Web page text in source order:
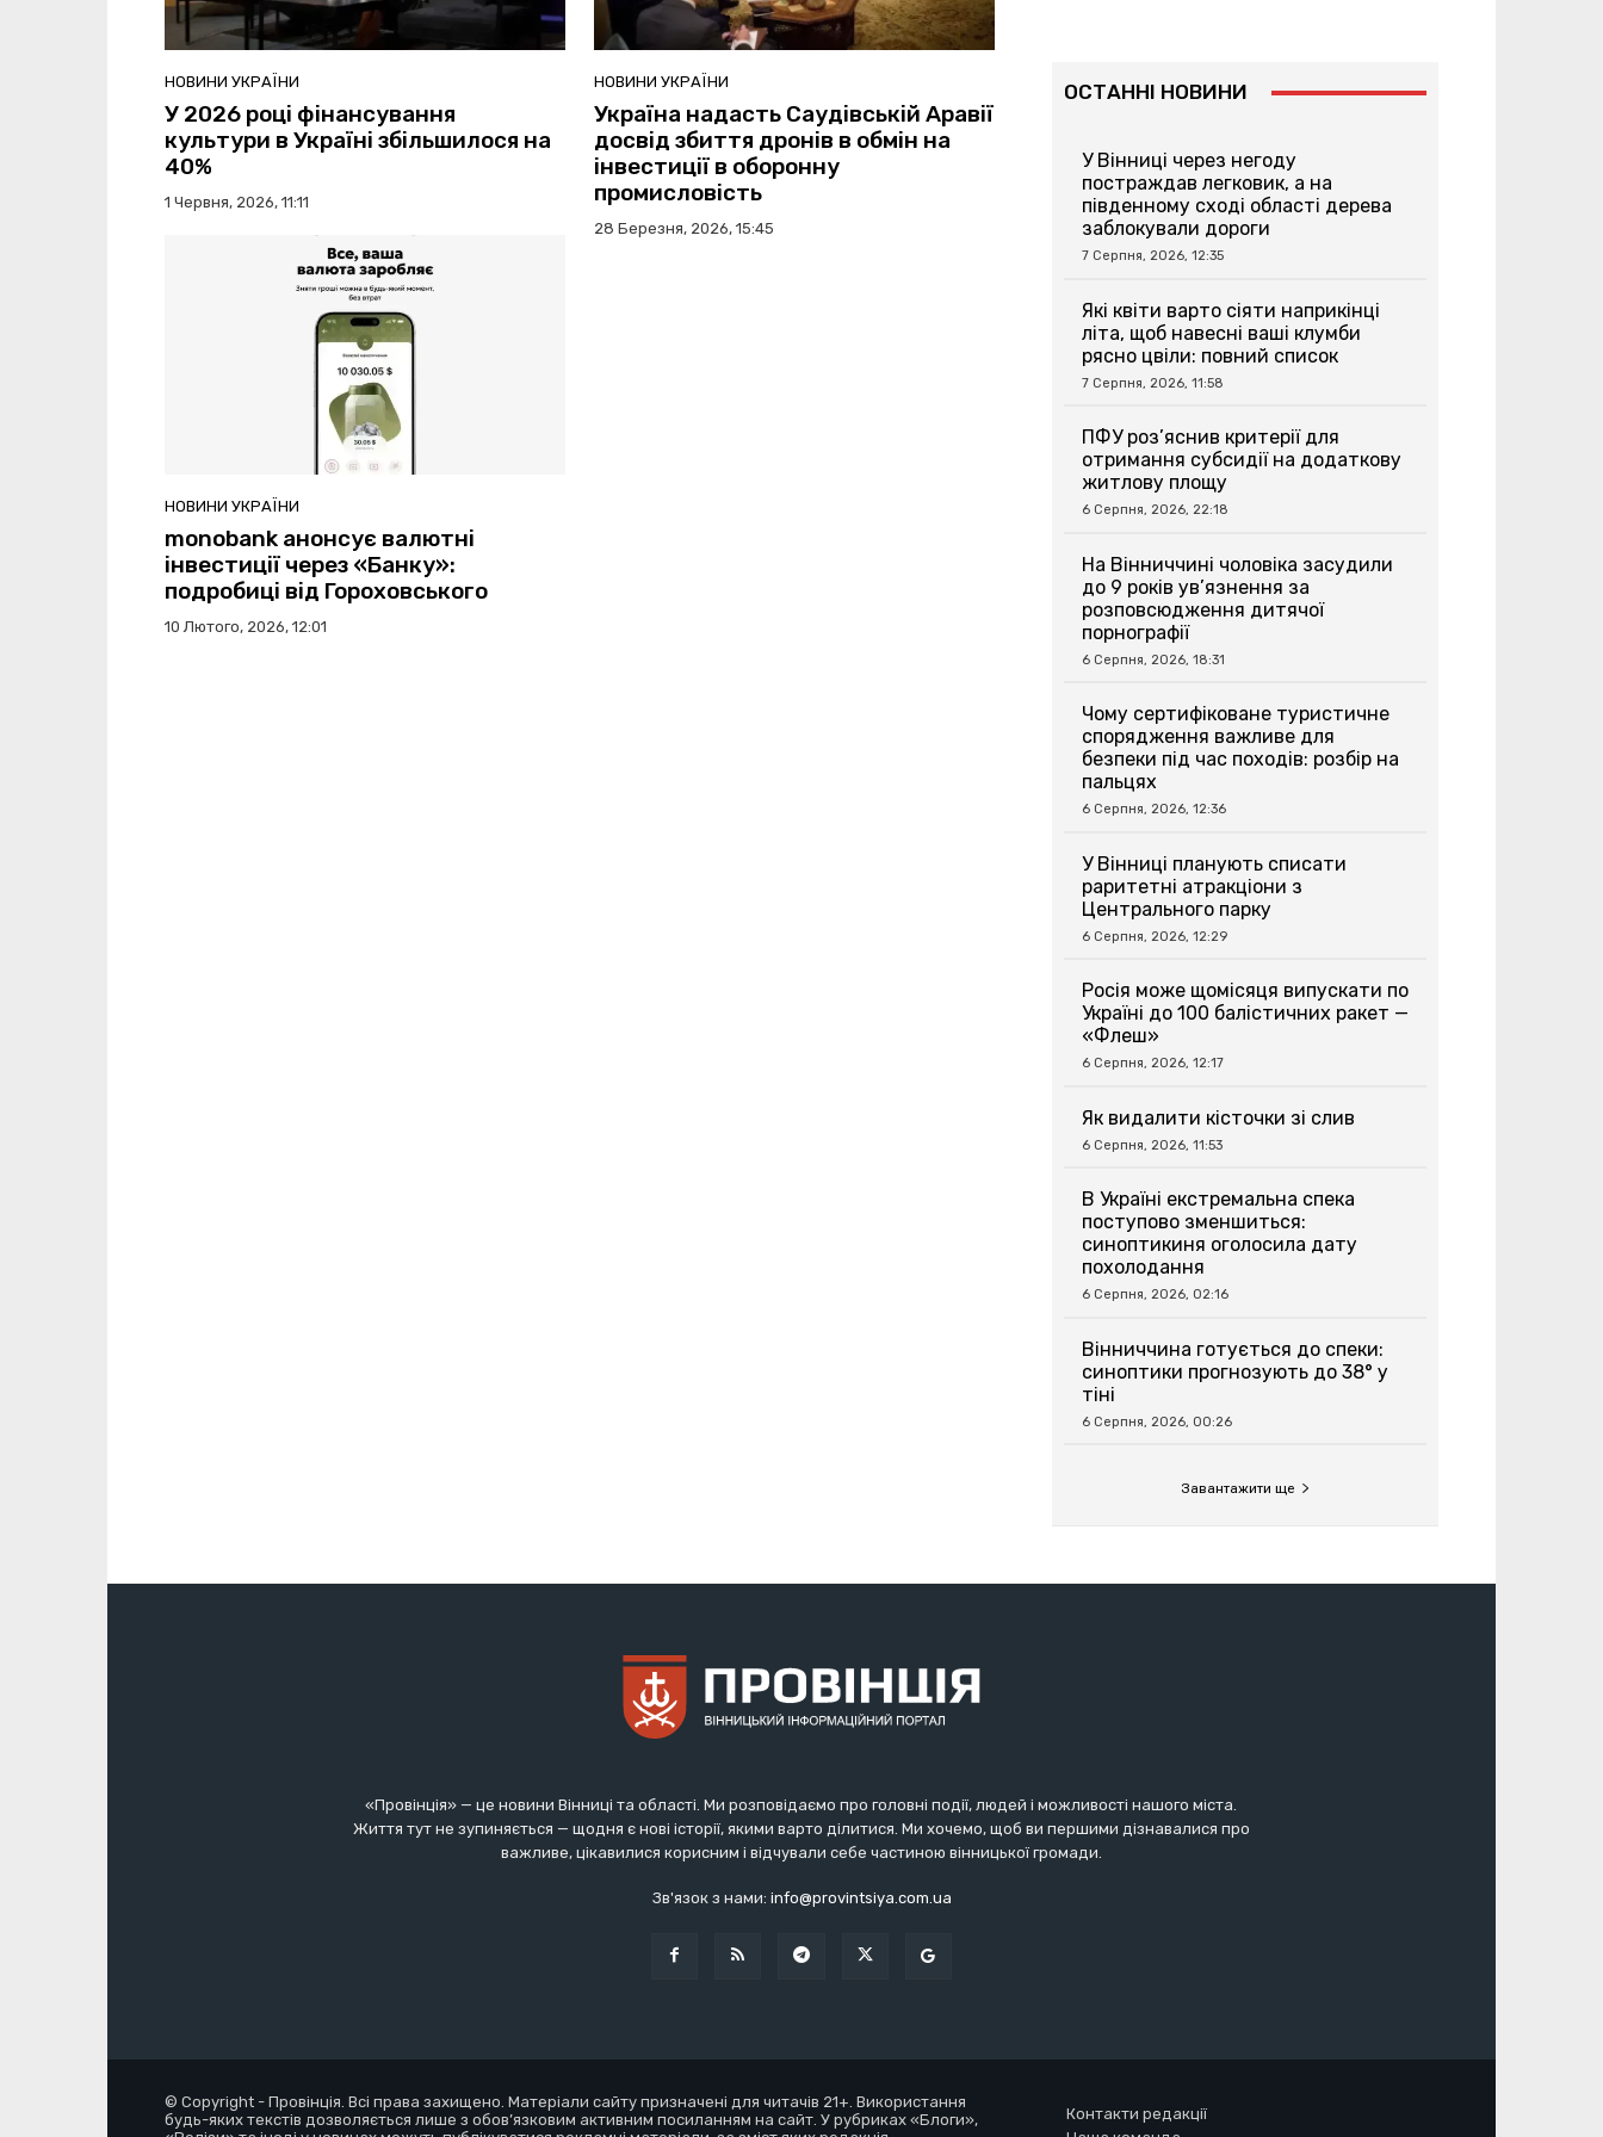
НОВИНИ УКРАЇНИ
У 2026 році фінансування
культури в Україні збільшилося на
40%
1 Червня, 2026, 11:11
НОВИНИ УКРАЇНИ
Україна надасть Саудівській Аравії
досвід збиття дронів в обмін на
інвестиції в оборонну
промисловість
28 Березня, 2026, 15:45
НОВИНИ УКРАЇНИ
monobank анонсує валютні
інвестиції через «Банку»:
подробиці від Гороховського
10 Лютого, 2026, 12:01
ОСТАННІ НОВИНИ
У Вінниці через негоду
постраждав легковик, а на
південному сході області дерева
заблокували дороги
7 Серпня, 2026, 12:35
Які квіти варто сіяти наприкінці
літа, щоб навесні ваші клумби
рясно цвіли: повний список
7 Серпня, 2026, 11:58
ПФУ роз’яснив критерії для
отримання субсидії на додаткову
житлову площу
6 Серпня, 2026, 22:18
На Вінниччині чоловіка засудили
до 9 років ув’язнення за
розповсюдження дитячої
порнографії
6 Серпня, 2026, 18:31
Чому сертифіковане туристичне
спорядження важливе для
безпеки під час походів: розбір на
пальцях
6 Серпня, 2026, 12:36
У Вінниці планують списати
раритетні атракціони з
Центрального парку
6 Серпня, 2026, 12:29
Росія може щомісяця випускати по
Україні до 100 балістичних ракет —
«Флеш»
6 Серпня, 2026, 12:17
Як видалити кісточки зі слив
6 Серпня, 2026, 11:53
В Україні екстремальна спека
поступово зменшиться:
синоптикиня оголосила дату
похолодання
6 Серпня, 2026, 02:16
Вінниччина готується до спеки:
синоптики прогнозують до 38° у
тіні
6 Серпня, 2026, 00:26
Завантажити ще
«Провінція» — це новини Вінниці та області. Ми розповідаємо про головні події, людей і можливості нашого міста.
Життя тут не зупиняється — щодня є нові історії, якими варто ділитися. Ми хочемо, щоб ви першими дізнавалися про
важливе, цікавилися корисним і відчували себе частиною вінницької громади.
Зв'язок з нами: info@provintsiya.com.ua
© Copyright - Провінція. Всі права захищено. Матеріали сайту призначені для читачів 21+. Використання
будь-яких текстів дозволяється лише з обов’язковим активним посиланням на сайт. У рубриках «Блоги»,
Контакти редакції